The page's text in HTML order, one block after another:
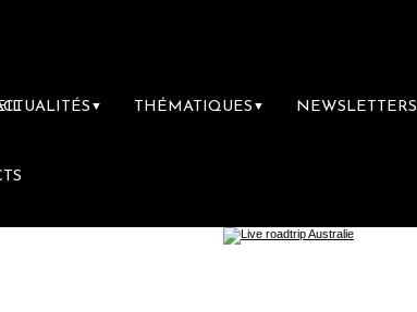
▼ THÉMATIQUES ▼ NEWSLETTERS